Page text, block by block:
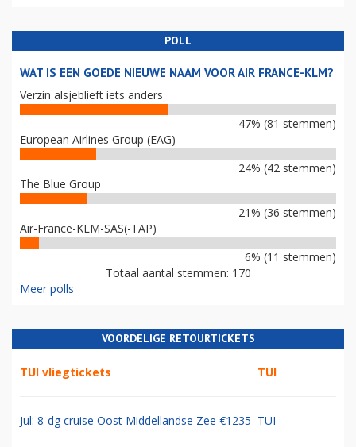
POLL
WAT IS EEN GOEDE NIEUWE NAAM VOOR AIR FRANCE-KLM?
Verzin alsjeblieft iets anders
47% (81 stemmen)
European Airlines Group (EAG)
24% (42 stemmen)
The Blue Group
21% (36 stemmen)
Air-France-KLM-SAS(-TAP)
6% (11 stemmen)
Totaal aantal stemmen: 170
Meer polls
VOORDELIGE RETOURTICKETS
TUI vliegtickets TUI
Jul: 8-dg cruise Oost Middellandse Zee €1235 TUI